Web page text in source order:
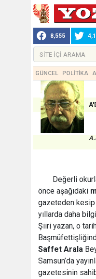
8,555
GÜNCEL POLİTİKA
Değerli
önce aşağıdaki
gazeteden kesip
yıllarda daha
Şiiri yazan, o
Saffet Arala
Samsun’da
gazetesinin